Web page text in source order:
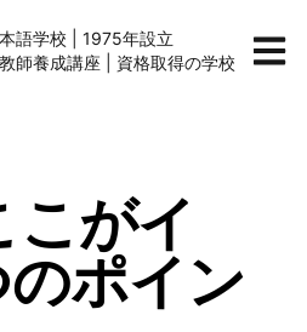
語学校 | 1975年設立
師養成講座 | 資格取得の学校
こがイ
ポイン